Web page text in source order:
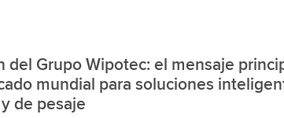
del Grupo Wipotec: el mensaje
mundial para soluciones
de pesaje